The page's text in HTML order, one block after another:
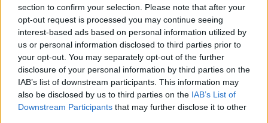
section to confirm your selection. Please note that after your
opt-out request is processed you may continue seeing
interest-based ads based on personal information utilized by
us or personal information disclosed to third parties prior to
your opt-out. You may separately opt-out of the further
disclosure of your personal information by third parties on the
IAB’s list of downstream participants. This information may
also be disclosed by us to third parties on the IAB’s List of
Downstream Participants that may further disclose it to other
AD